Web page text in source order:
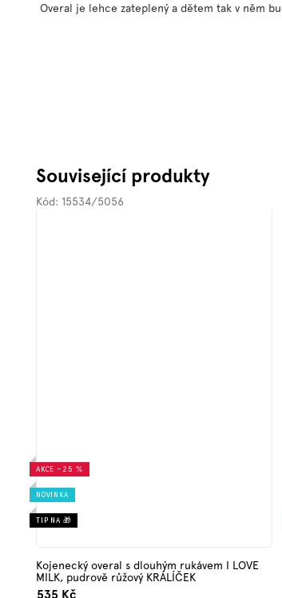
Overal je lehce zateplený a dětem tak v něm
Související produkty
AKCE –25 %
NOVINKA
TIP NA 🎁
Kojenecký overal s dlouhým rukávem I LOVE
MILK, pudrově růžový KRÁLÍČEK
535 Kč
Kód: 15534/5056